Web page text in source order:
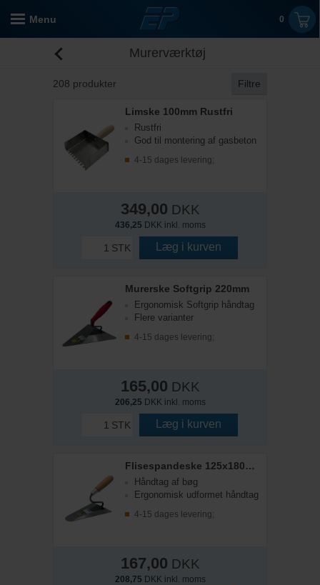
Menu 0
Murerværktøj
208 produkter Filtre
Limske 100mm Rustfri
Rustfri
God til montering af gasbeton
4-15 dages levering;
349,00 DKK
436,25 DKK inkl. moms
STK Læg i kurven
Murerske Softgrip 220mm
Ergonomisk Softgrip håndtag
Flere varianter
4-15 dages levering;
165,00 DKK
206,25 DKK inkl. moms
STK Læg i kurven
Flisespandeske 125x180mm
Håndtag af bøg
Ergonomisk udformet håndtag
4-15 dages levering;
167,00 DKK
208,75 DKK inkl. moms